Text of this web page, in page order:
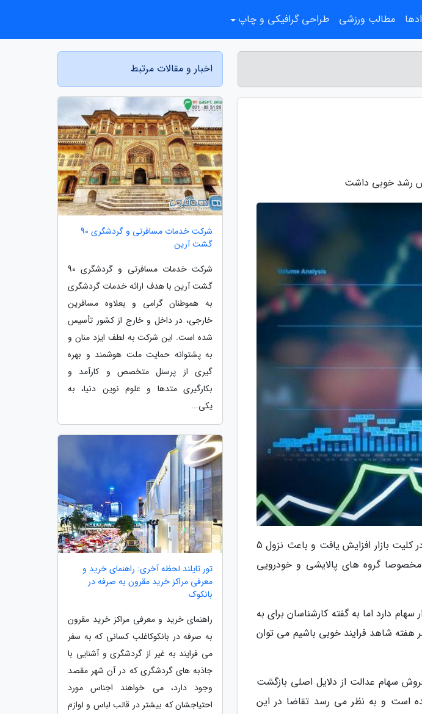
رشد خوبی داشت
به گزارش خبرنگاران به نقل تجارت نیوز ، با شروع معاملات امروز بازار سهام عرضه در کلیت بازار افزایش یافت و باعث نزول 5
مخصوصا گروه های پالایشی و خودرویی
دارد اما به گفته کارشناسان برای به
هفته شاهد فرایند خوبی باشیم می توان
بالای کانال 25 هزار تومان و توقف فروش سهام عدالت از دلایل اصلی بازگشت
است و به نظر می رسد تقاضا در این
اخبار و مقالات مرتبط
شرکت خدمات مسافرتی و گردشگری 90
گشت آرین
شرکت خدمات مسافرتی و گردشگری 90
گشت آرین با هدف ارائه خدمات گردشگری
به هموطنان گرامی و بعلاوه مسافرین
خارجی، در داخل و خارج از کشور تأسیس
شده است. این شرکت به لطف ایزد منان و
به پشتوانه حمایت ملت هوشمند و بهره
گیری از پرسنل متخصص و کارآمد و
بکارگیری متدها و علوم نوین دنیا، به
یکی...
تور تایلند لحظه آخری: راهنمای خرید و
معرفی مراکز خرید مقرون به صرفه در
بانکوک
راهنمای خرید و معرفی مراکز خرید مقرون
به صرفه در بانکوکاغلب کسانی که به سفر
می فرایند به غیر از گردشگری و آشنایی با
جاذبه های گردشگری که در آن شهر مقصد
وجود دارد، می خواهند اجناس مورد
احتیاجشان که بیشتر در قالب لباس و لوازم
مطالب ورزشی طراحی گرافیکی و چاپ